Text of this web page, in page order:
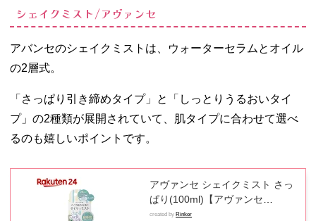
シェイクミスト/アヴァンセ
アバンセのシェイクミストは、ウォーターセラムとオイル
の2層式。
「さっぱり引き締めタイプ」と「しっとりうるおいタイ
プ」の2種類が展開されていて、肌タイプに合わせて選べ
るのも嬉しいポイントです。
アヴァンセ シェイクミスト さっ
ぱり(100ml)【アヴァンセ
(AVANCE)】
created by Rinker